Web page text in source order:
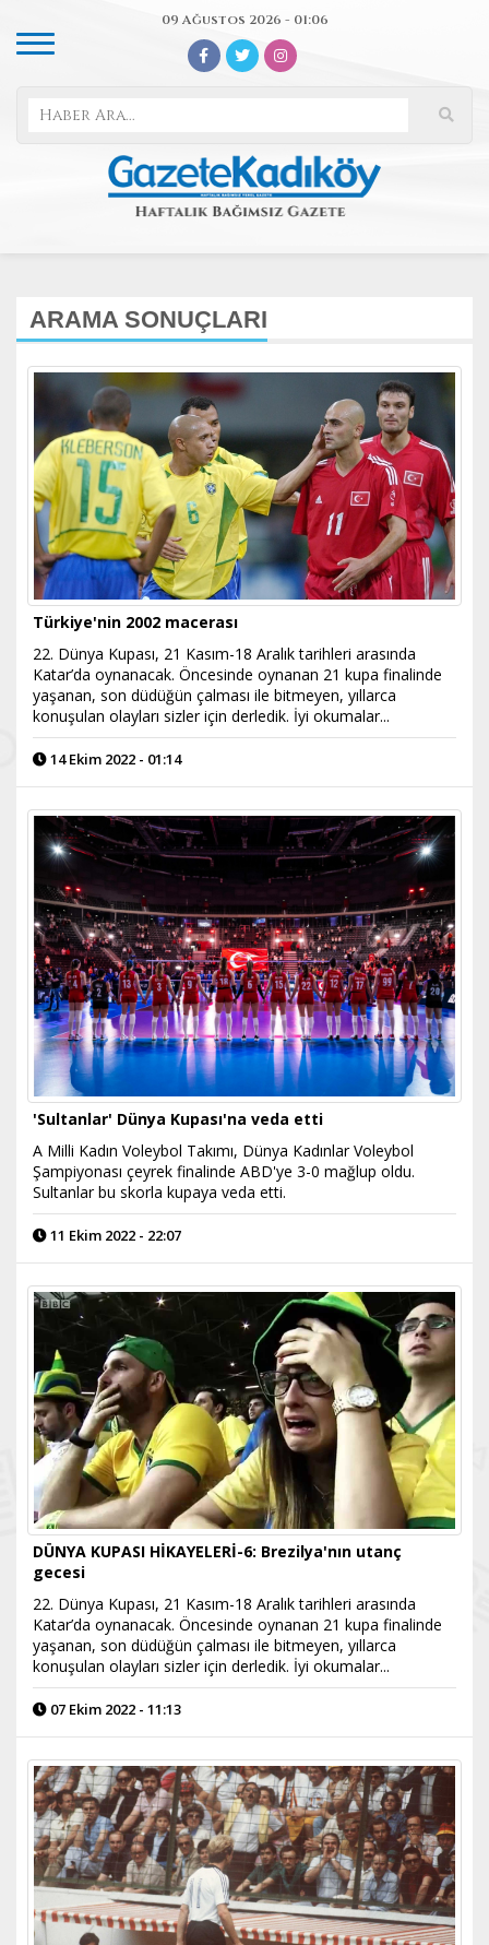
09 Ağustos 2026 - 01:06
ARAMA SONUÇLARI
Türkiye'nin 2002 macerası
22. Dünya Kupası, 21 Kasım-18 Aralık tarihleri arasında
Katar’da oynanacak. Öncesinde oynanan 21 kupa finalinde
yaşanan, son düdüğün çalması ile bitmeyen, yıllarca
konuşulan olayları sizler için derledik. İyi okumalar...
14 Ekim 2022 - 01:14
'Sultanlar' Dünya Kupası'na veda etti
A Milli Kadın Voleybol Takımı, Dünya Kadınlar Voleybol
Şampiyonası çeyrek finalinde ABD'ye 3-0 mağlup oldu.
Sultanlar bu skorla kupaya veda etti.
11 Ekim 2022 - 22:07
DÜNYA KUPASI HİKAYELERİ-6: Brezilya'nın utanç
gecesi
22. Dünya Kupası, 21 Kasım-18 Aralık tarihleri arasında
Katar’da oynanacak. Öncesinde oynanan 21 kupa finalinde
yaşanan, son düdüğün çalması ile bitmeyen, yıllarca
konuşulan olayları sizler için derledik. İyi okumalar...
07 Ekim 2022 - 11:13